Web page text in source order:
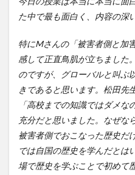
た中で最も面白く、内容の深
特にMさんの「被害者側と加
感して正直鳥肌が立ちました
のですが、グローバルと叫ぶ
きであると思います。松田先
「高校までの知識ではダメ
充分だと思いました。なぜな
被害者側でおこなった歴史だ
では自国の歴史を学んだとは
場で歴史を学ぶことで初めて